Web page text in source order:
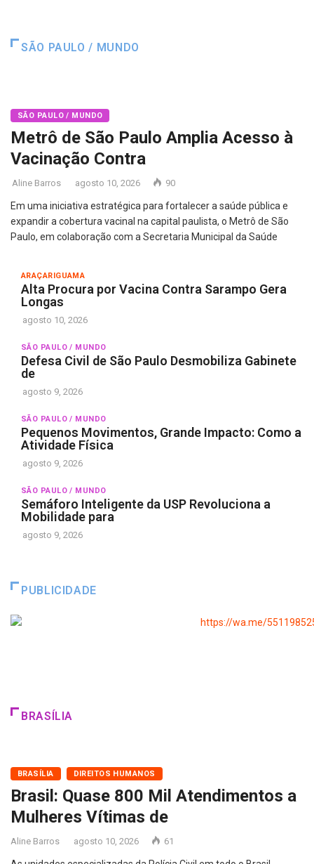
SÃO PAULO / MUNDO
SÃO PAULO / MUNDO
Metrô de São Paulo Amplia Acesso à
Vacinação Contra
Aline Barros agosto 10, 2026 90
Em uma iniciativa estratégica para fortalecer a saúde pública e
expandir a cobertura vacinal na capital paulista, o Metrô de São
Paulo, em colaboração com a Secretaria Municipal da Saúde
ARAÇARIGUAMA
Alta Procura por Vacina Contra Sarampo Gera
Longas
agosto 10, 2026
SÃO PAULO / MUNDO
Defesa Civil de São Paulo Desmobiliza Gabinete
de
agosto 9, 2026
SÃO PAULO / MUNDO
Pequenos Movimentos, Grande Impacto: Como a
Atividade Física
agosto 9, 2026
SÃO PAULO / MUNDO
Semáforo Inteligente da USP Revoluciona a
Mobilidade para
agosto 9, 2026
PUBLICIDADE
BRASÍLIA
BRASÍLIA DIREITOS HUMANOS
Brasil: Quase 800 Mil Atendimentos a
Mulheres Vítimas de
Aline Barros agosto 10, 2026 61